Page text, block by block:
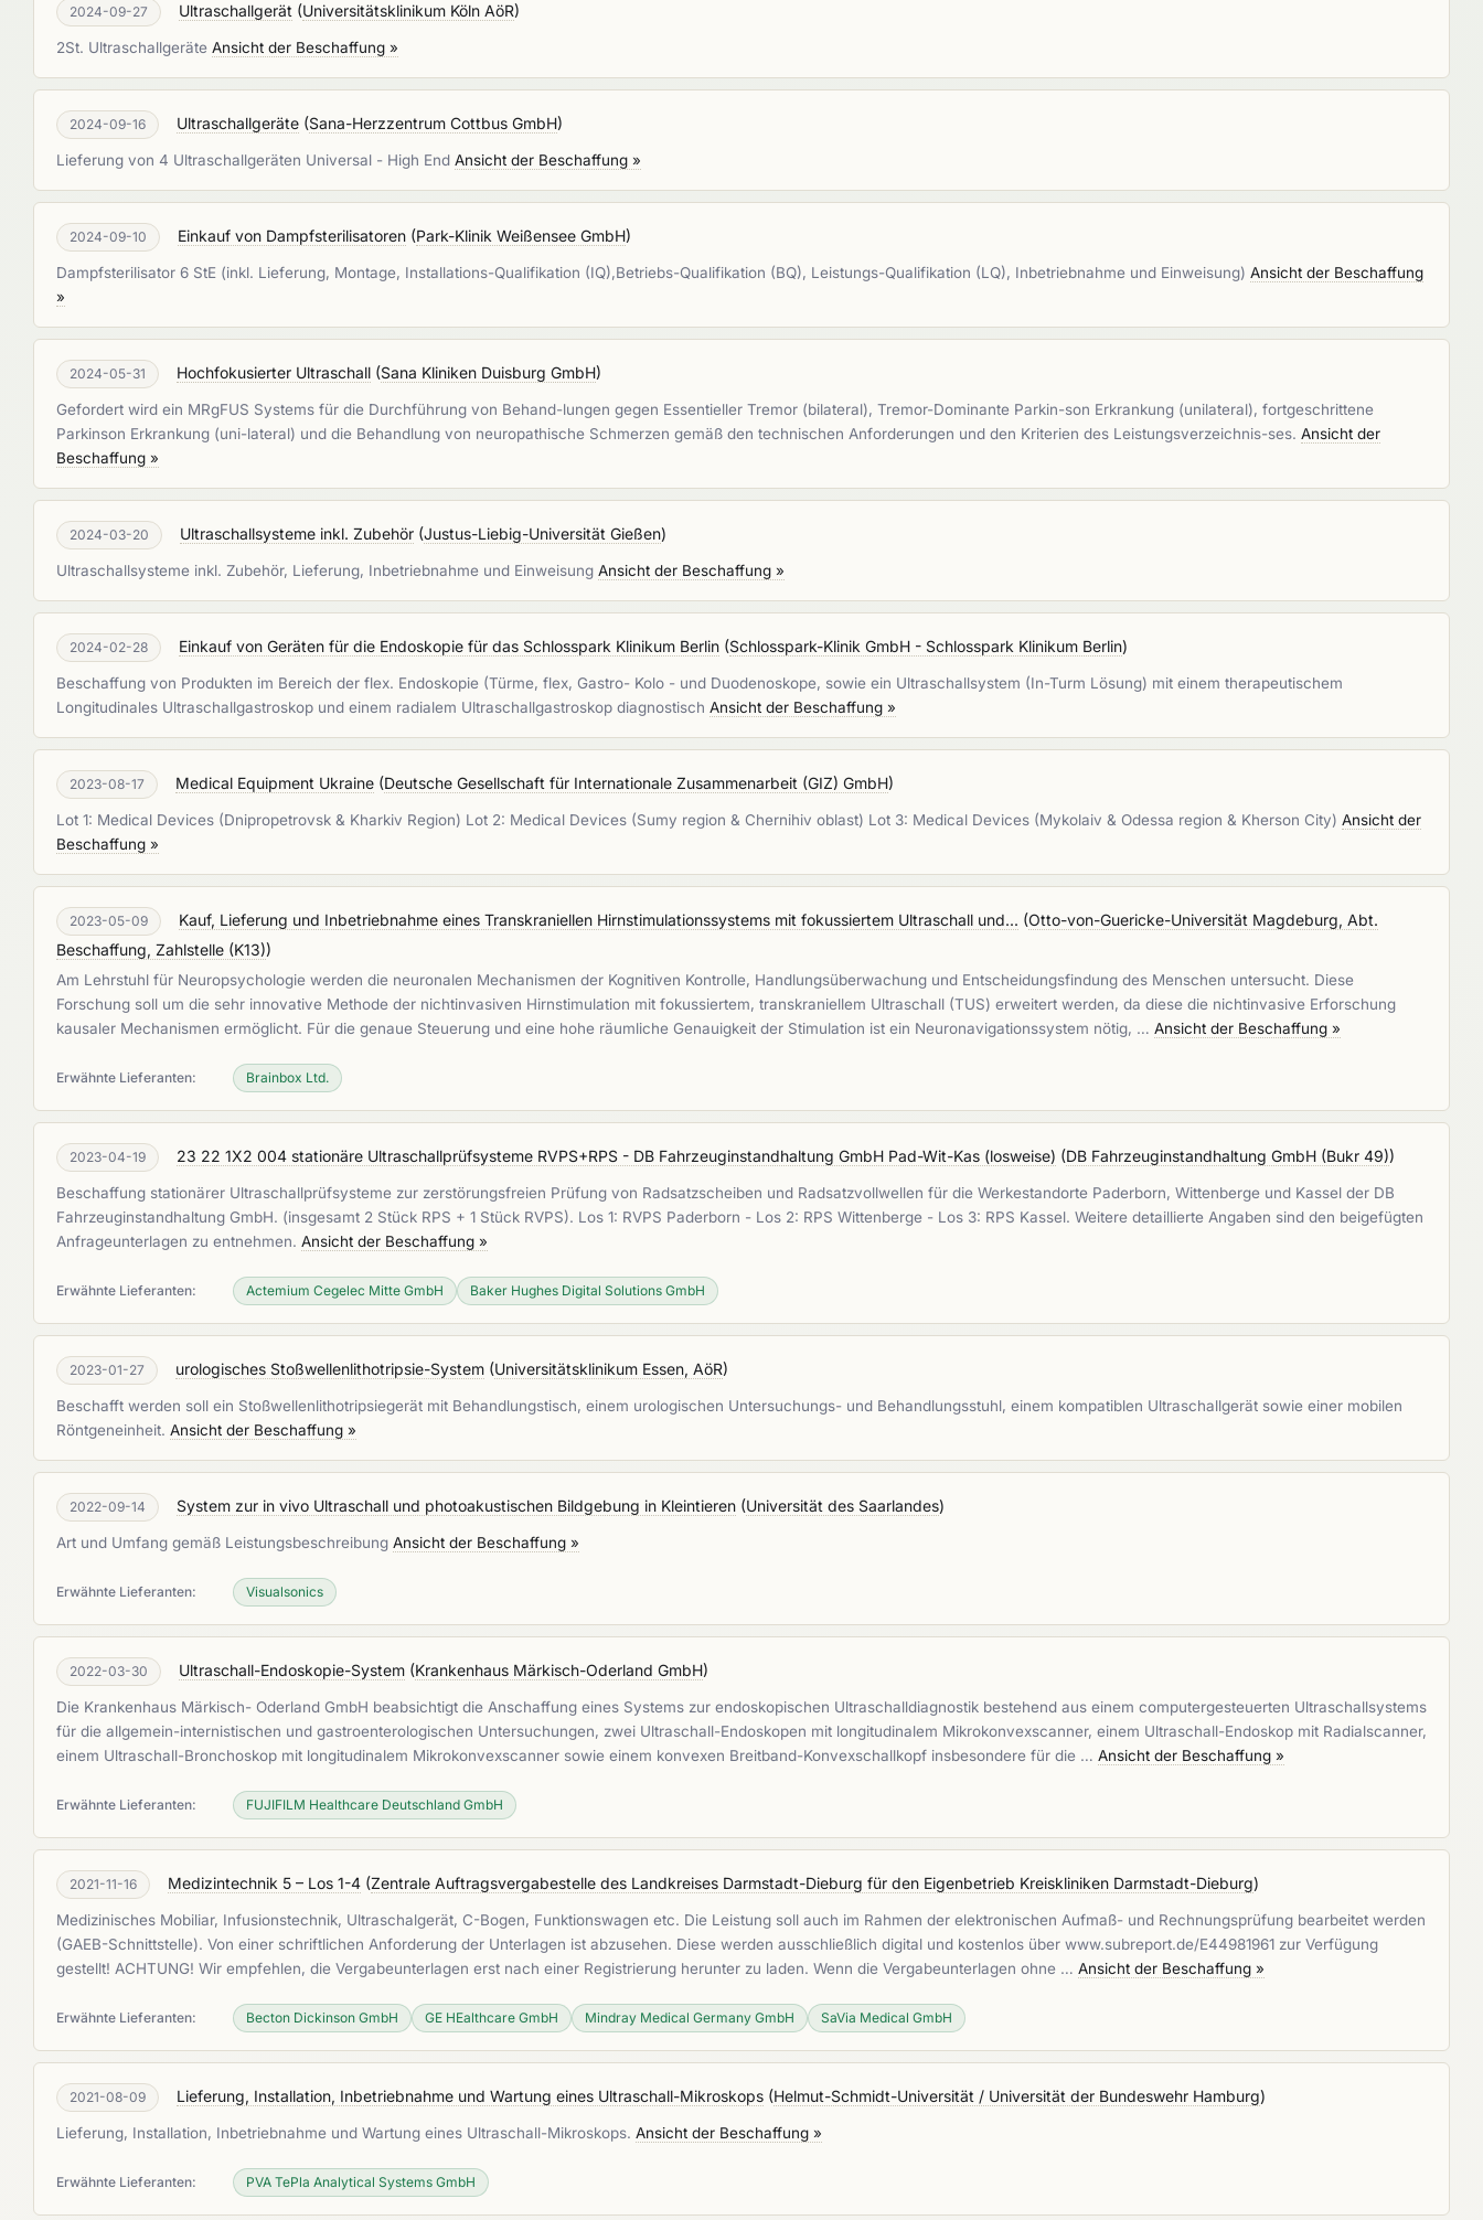
2024-09-27 Ultraschallgerät (Universitätsklinikum Köln AöR)
2St. Ultraschallgeräte Ansicht der Beschaffung »
2024-09-16 Ultraschallgeräte (Sana-Herzzentrum Cottbus GmbH)
Lieferung von 4 Ultraschallgeräten Universal - High End Ansicht der Beschaffung »
2024-09-10 Einkauf von Dampfsterilisatoren (Park-Klinik Weißensee GmbH)
Dampfsterilisator 6 StE (inkl. Lieferung, Montage, Installations-Qualifikation (IQ),Betriebs-Qualifikation (BQ), Leistungs-Qualifikation (LQ), Inbetriebnahme und Einweisung) Ansicht der Beschaffung
»
2024-05-31 Hochfokusierter Ultraschall (Sana Kliniken Duisburg GmbH)
Gefordert wird ein MRgFUS Systems für die Durchführung von Behand-lungen gegen Essentieller Tremor (bilateral), Tremor-Dominante Parkin-son Erkrankung (unilateral), fortgeschrittene
Parkinson Erkrankung (uni-lateral) und die Behandlung von neuropathische Schmerzen gemäß den technischen Anforderungen und den Kriterien des Leistungsverzeichnis-ses. Ansicht der
Beschaffung »
2024-03-20 Ultraschallsysteme inkl. Zubehör (Justus-Liebig-Universität Gießen)
Ultraschallsysteme inkl. Zubehör, Lieferung, Inbetriebnahme und Einweisung Ansicht der Beschaffung »
2024-02-28 Einkauf von Geräten für die Endoskopie für das Schlosspark Klinikum Berlin (Schlosspark-Klinik GmbH - Schlosspark Klinikum Berlin)
Beschaffung von Produkten im Bereich der flex. Endoskopie (Türme, flex, Gastro- Kolo - und Duodenoskope, sowie ein Ultraschallsystem (In-Turm Lösung) mit einem therapeutischem
Longitudinales Ultraschallgastroskop und einem radialem Ultraschallgastroskop diagnostisch Ansicht der Beschaffung »
2023-08-17 Medical Equipment Ukraine (Deutsche Gesellschaft für Internationale Zusammenarbeit (GIZ) GmbH)
Lot 1: Medical Devices (Dnipropetrovsk & Kharkiv Region) Lot 2: Medical Devices (Sumy region & Chernihiv oblast) Lot 3: Medical Devices (Mykolaiv & Odessa region & Kherson City) Ansicht der
Beschaffung »
2023-05-09 Kauf, Lieferung und Inbetriebnahme eines Transkraniellen Hirnstimulationssystems mit fokussiertem Ultraschall und... (Otto-von-Guericke-Universität Magdeburg, Abt.
Beschaffung, Zahlstelle (K13))
Am Lehrstuhl für Neuropsychologie werden die neuronalen Mechanismen der Kognitiven Kontrolle, Handlungsüberwachung und Entscheidungsfindung des Menschen untersucht. Diese
Forschung soll um die sehr innovative Methode der nichtinvasiven Hirnstimulation mit fokussiertem, transkraniellem Ultraschall (TUS) erweitert werden, da diese die nichtinvasive Erforschung
kausaler Mechanismen ermöglicht. Für die genaue Steuerung und eine hohe räumliche Genauigkeit der Stimulation ist ein Neuronavigationssystem nötig, … Ansicht der Beschaffung »
Erwähnte Lieferanten: Brainbox Ltd.
2023-04-19 23 22 1X2 004 stationäre Ultraschallprüfsysteme RVPS+RPS - DB Fahrzeuginstandhaltung GmbH Pad-Wit-Kas (losweise) (DB Fahrzeuginstandhaltung GmbH (Bukr 49))
Beschaffung stationärer Ultraschallprüfsysteme zur zerstörungsfreien Prüfung von Radsatzscheiben und Radsatzvollwellen für die Werkestandorte Paderborn, Wittenberge und Kassel der DB
Fahrzeuginstandhaltung GmbH. (insgesamt 2 Stück RPS + 1 Stück RVPS). Los 1: RVPS Paderborn - Los 2: RPS Wittenberge - Los 3: RPS Kassel. Weitere detaillierte Angaben sind den beigefügten
Anfrageunterlagen zu entnehmen. Ansicht der Beschaffung »
Erwähnte Lieferanten: Actemium Cegelec Mitte GmbH Baker Hughes Digital Solutions GmbH
2023-01-27 urologisches Stoßwellenlithotripsie-System (Universitätsklinikum Essen, AöR)
Beschafft werden soll ein Stoßwellenlithotripsiegerät mit Behandlungstisch, einem urologischen Untersuchungs- und Behandlungsstuhl, einem kompatiblen Ultraschallgerät sowie einer mobilen
Röntgeneinheit. Ansicht der Beschaffung »
2022-09-14 System zur in vivo Ultraschall und photoakustischen Bildgebung in Kleintieren (Universität des Saarlandes)
Art und Umfang gemäß Leistungsbeschreibung Ansicht der Beschaffung »
Erwähnte Lieferanten: Visualsonics
2022-03-30 Ultraschall-Endoskopie-System (Krankenhaus Märkisch-Oderland GmbH)
Die Krankenhaus Märkisch- Oderland GmbH beabsichtigt die Anschaffung eines Systems zur endoskopischen Ultraschalldiagnostik bestehend aus einem computergesteuerten Ultraschallsystems
für die allgemein-internistischen und gastroenterologischen Untersuchungen, zwei Ultraschall-Endoskopen mit longitudinalem Mikrokonvexscanner, einem Ultraschall-Endoskop mit Radialscanner,
einem Ultraschall-Bronchoskop mit longitudinalem Mikrokonvexscanner sowie einem konvexen Breitband-Konvexschallkopf insbesondere für die … Ansicht der Beschaffung »
Erwähnte Lieferanten: FUJIFILM Healthcare Deutschland GmbH
2021-11-16 Medizintechnik 5 – Los 1-4 (Zentrale Auftragsvergabestelle des Landkreises Darmstadt-Dieburg für den Eigenbetrieb Kreiskliniken Darmstadt-Dieburg)
Medizinisches Mobiliar, Infusionstechnik, Ultraschalgerät, C-Bogen, Funktionswagen etc. Die Leistung soll auch im Rahmen der elektronischen Aufmaß- und Rechnungsprüfung bearbeitet werden
(GAEB-Schnittstelle). Von einer schriftlichen Anforderung der Unterlagen ist abzusehen. Diese werden ausschließlich digital und kostenlos über www.subreport.de/E44981961 zur Verfügung
gestellt! ACHTUNG! Wir empfehlen, die Vergabeunterlagen erst nach einer Registrierung herunter zu laden. Wenn die Vergabeunterlagen ohne … Ansicht der Beschaffung »
Erwähnte Lieferanten: Becton Dickinson GmbH GE HEalthcare GmbH Mindray Medical Germany GmbH SaVia Medical GmbH
2021-08-09 Lieferung, Installation, Inbetriebnahme und Wartung eines Ultraschall-Mikroskops (Helmut-Schmidt-Universität / Universität der Bundeswehr Hamburg)
Lieferung, Installation, Inbetriebnahme und Wartung eines Ultraschall-Mikroskops. Ansicht der Beschaffung »
Erwähnte Lieferanten: PVA TePla Analytical Systems GmbH